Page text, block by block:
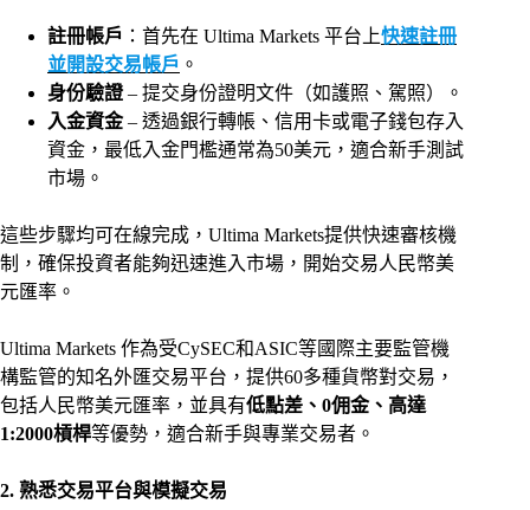
註冊帳戶 ：首先在 Ultima Markets 平台上快速註冊
並開設交易帳戶 。
身份驗證– 提交身份證明文件（如護照、駕照）。
入金資金– 透過銀行轉帳、信用卡或電子錢包存入
資金，最低入金門檻通常為50美元，適合新手測試
市場。
這些步驟均可在線完成，Ultima Markets提供快速審核機
制，確保投資者能夠迅速進入市場，開始交易人民幣美
元匯率。
Ultima Markets 作為受CySEC和ASIC等國際主要監管機
構監管的知名外匯交易平台，提供60多種貨幣對交易，
包括人民幣美元匯率，並具有低點差、0佣金、高達
1:2000槓桿等優勢，適合新手與專業交易者。
2. 熟悉交易平台與模擬交易